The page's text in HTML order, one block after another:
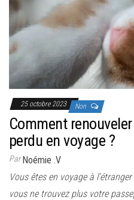
25 octobre 2023 Non
Comment
perdu en voyage ?
ParNoémie .V
Vous êtes en voyage à
vous ne trouvez plus votre